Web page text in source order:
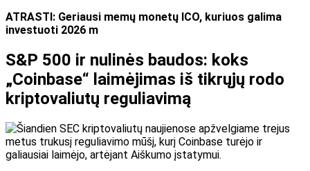
ATRASTI: Geriausi memų monetų ICO, kuriuos galima
investuoti 2026 m
S&P 500 ir nulinės baudos: koks
„Coinbase“ laimėjimas iš tikrųjų rodo
kriptovaliutų reguliavimą